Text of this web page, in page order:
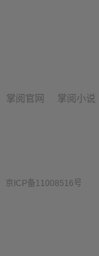
掌阅官网 掌阅小说
京ICP备11008516号